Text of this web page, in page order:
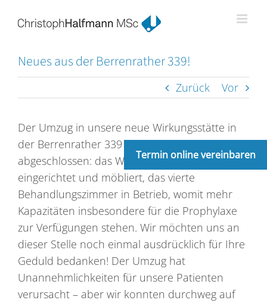
Inhalt
Neues aus der Berrenrather 339!
Zurück Vor
Der Umzug in unsere neue Wirkungsstätte in
der Berrenrather 339 ist nun endlich
abgeschlossen: das Wartezimmer ist fertig
eingerichtet und möbliert, das vierte
Behandlungszimmer in Betrieb, womit mehr
Kapazitäten insbesondere für die Prophylaxe
zur Verfügungen stehen. Wir möchten uns an
dieser Stelle noch einmal ausdrücklich für Ihre
Geduld bedanken! Der Umzug hat
Unannehmlichkeiten für unsere Patienten
verursacht – aber wir konnten durchweg auf
Termin online vereinbaren